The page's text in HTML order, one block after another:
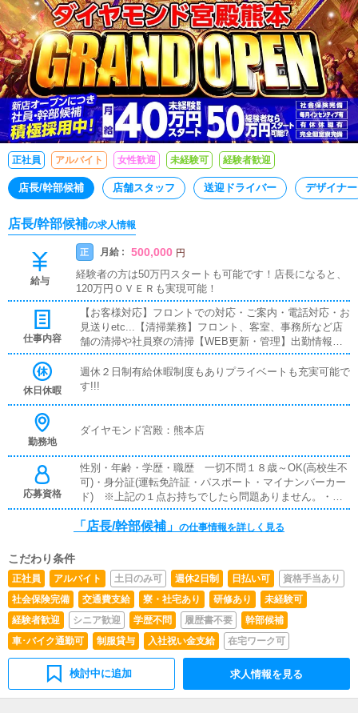
正社員 アルバイト 女性歓迎 未経験可 経験者歓迎
店長/幹部候補 店舗スタッフ 送迎ドライバー デザイナー
店長/幹部候補の求人情報
給与
正 月給 : 500,000 円
経験者の方は50万円スタートも可能です！店長になると、
120万円ＯＶＥＲも実現可能！
仕事内容
【お客様対応】フロントでの対応・ご案内・電話対応・お
見送りetc...【清掃業務】フロント、客室、事務所など店
舗の清掃や社員寮の清掃【WEB更新・管理】出勤情報の
更新・確認 各媒体サイトの更新・確認などお店の運営に
関わる基本業務全般をお願いしております。
休日休暇
週休２日制有給休暇制度もありプライベートも充実可能で
す!!!
勤務地
ダイヤモンド宮殿：熊本店
応募資格
性別・年齢・学歴・職歴 一切不問１８歳～OK(高校生不
可)・身分証(運転免許証・パスポート・マイナンバーカー
ド) ※上記の１点お持ちでしたら問題ありません。・写
真添付の履歴書▲暴力団関係者の方又はそれに準ずる方の
ご応募はお断りいたしております。
「店長/幹部候補」 の仕事情報を詳しく見る
こだわり条件
正社員 アルバイト 土日のみ可 週休2日制 日払い可
資格手当あり
社会保険完備
交通費支給 寮・社宅あり 研修あり
未経験可
経験者歓迎
シニア歓迎 学歴不問 履歴書不要
幹部候補
車･バイク通勤可
制服貸与 入社祝い金支給 在宅ワーク可
検討中に追加 求人情報を見る